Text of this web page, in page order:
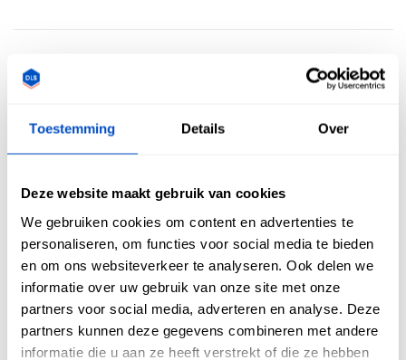
Toestemming Details Over
Deze website maakt gebruik van cookies
We gebruiken cookies om content en advertenties te
personaliseren, om functies voor social media te bieden
en om ons websiteverkeer te analyseren. Ook delen we
informatie over uw gebruik van onze site met onze
partners voor social media, adverteren en analyse. Deze
partners kunnen deze gegevens combineren met andere
informatie die u aan ze heeft verstrekt of die ze hebben
Wil je wat orde in de chaos scheppen en ben je op zoek naar
eigen naamlabels voor je creaties? Wij hebben de
gepersonaliseerde naamlabels. Ze helpen je om je wasgoed
te sorteren, je kast georganiseerd te houden en om
Voeg de perfecte finishing
touch toe met naamlabels